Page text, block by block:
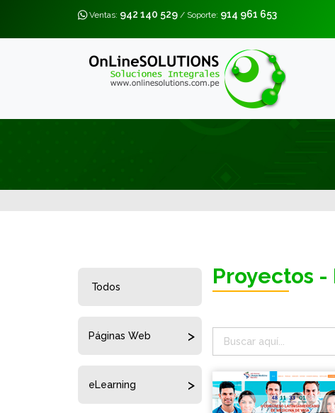
Ventas: 942 140 529/ Soporte: 914 961 653
Todos
Páginas Web
eLearning
Proyectos -